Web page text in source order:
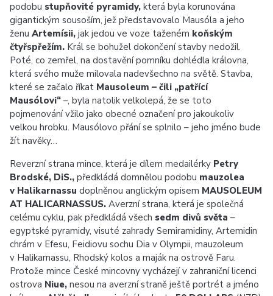
podobu stupňovité pyramidy, která byla korunována
gigantickým sousoším, jež představovalo Mausóla a jeho
ženu Artemísii, jak jedou ve voze taženém koňským
čtyřspřežím. Král se bohužel dokončení stavby nedožil.
Poté, co zemřel, na dostavění pomníku dohlédla královna,
která svého muže milovala nadevšechno na světě. Stavba,
které se začalo říkat Mausoleum – čili „patřící
Mausólovi“ –, byla natolik velkolepá, že se toto
pojmenování vžilo jako obecné označení pro jakoukoliv
velkou hrobku. Mausólovo přání se splnilo – jeho jméno bude
žít navěky…
Reverzní strana mince, která je dílem medailérky Petry
Brodské, DiS., předkládá domnělou podobu mauzolea
v Halikarnassu doplněnou anglickým opisem MAUSOLEUM
AT HALICARNASSUS. Averzní strana, která je společná
celému cyklu, pak předkládá všech sedm divů světa –
egyptské pyramidy, visuté zahrady Semiramidiny, Artemidin
chrám v Efesu, Feidiovu sochu Dia v Olympii, mauzoleum
v Halikarnassu, Rhodský kolos a maják na ostrově Faru.
Protože mince České mincovny vycházejí v zahraniční licenci
ostrova Niue, nesou na averzní straně ještě portrét a jméno